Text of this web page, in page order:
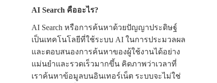
AI Search คืออะไร?
AI Search หรือการค้นหาด้วยปัญญาประดิษฐ์
เป็นเทคโนโลยีที่ใช้ระบบ AI ในการประมวลผล
และตอบสนองการค้นหาของผู้ใช้งานได้อย่าง
แม่นยำและรวดเร็วมากขึ้น คิดภาพว่าเวลาที่
เราค้นหาข้อมูลบนอินเทอร์เน็ต ระบบจะไม่ใช่